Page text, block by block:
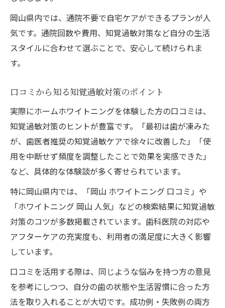
岡山県内では、通院不要で自宅ケアができるプランが人
気です。通院回数や費用、知覚過敏対策など自分の生活
スタイルに合わせて選ぶことで、安心して続けられま
す。
口コミから知る知覚過敏対策のポイント
実際にホームホワイトニングを体験した方の口コミは、
知覚過敏対策のヒントが豊富です。「最初は歯が凍みた
が、歯医者推奨の知覚過敏ケアで徐々に改善した」「使
用を中断せず頻度を調整したことで効果を実感できた」
など、具体的な体験談が多く寄せられています。
特に岡山県内では、「岡山 ホワイトニング 口コミ」や
「ホワイトニング 岡山 人気」などの検索結果に知覚過敏
対策のコツが多数掲載されています。歯科医院の対応や
アフターケアの充実度も、利用者の満足度に大きく影響
しています。
口コミを活用する際は、同じような悩みを持つ方の意見
を参考にしつつ、自分の歯の状態や生活習慣に合った方
法を取り入れることが大切です。成功例・失敗例の両方